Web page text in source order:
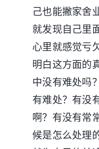
己也能撇家舍
就发现自己里
心里就感觉亏
明白这方面的
中没有难处吗
有难处？有没
啊？有没有常
候是怎么处理